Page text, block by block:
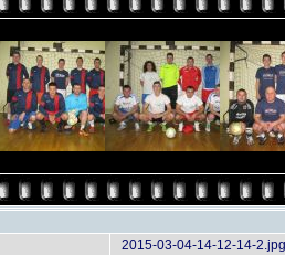
2015-03-04-14-12-14-2.jpg